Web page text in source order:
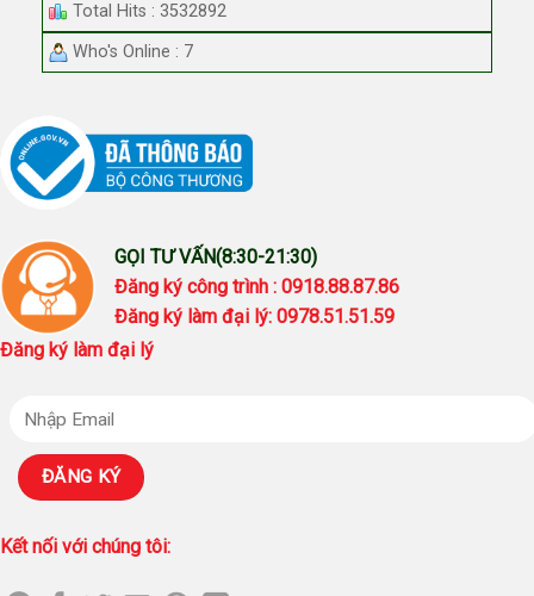
Total Hits : 3532892
Who's Online : 7
GỌI TƯ VẤN(8:30-21:30)
Đăng ký công trình : 0918.88.87.86
Đăng ký làm đại lý: 0978.51.51.59
Đăng ký làm đại lý
Kết nối với chúng tôi: